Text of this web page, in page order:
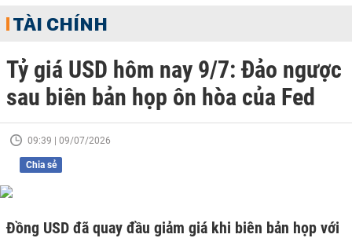
TÀI CHÍNH
Tỷ giá USD hôm nay 9/7: Đảo ngược
sau biên bản họp ôn hòa của Fed
09:39 | 09/07/2026
Chia sẻ
Đồng USD đã quay đầu giảm giá khi biên bản họp với